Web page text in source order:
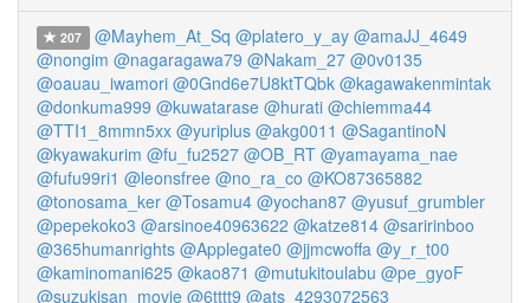
207 @Mayhem_At_Sq @platero_y_ay @amaJJ_4649
@nongim @nagaragawa79 @Nakam_27 @0v0135
@oauau_iwamori @0Gnd6e7U8ktTQbk @kagawakenmintak
@donkuma999 @kuwatarase @hurati @chiemma44
@TTI1_8mmn5xx @yuriplus @akg0011 @SagantinoN
@kyawakurim @fu_fu2527 @OB_RT @yamayama_nae
@fufu99ri1 @leonsfree @no_ra_co @KO87365882
@tonosama_ker @Tosamu4 @yochan87 @yusuf_grumbler
@pepekoko3 @arsinoe40963622 @katze814 @saririnboo
@365humanrights @Applegate0 @jjmcwoffa @y_r_t00
@kaminomani625 @kao871 @mutukitoulabu @pe_gyoF
@suzukisan_movie @6tttt9 @ats_4293072563